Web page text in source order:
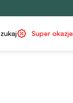
Super okazje